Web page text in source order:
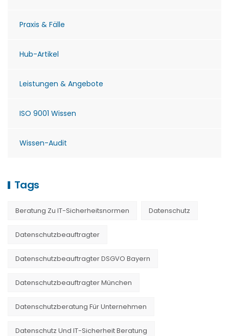
Praxis & Fälle
Hub-Artikel
Leistungen & Angebote
ISO 9001 Wissen
Wissen-Audit
Tags
Beratung Zu IT-Sicherheitsnormen Datenschutz
Datenschutzbeauftragter
Datenschutzbeauftragter DSGVO Bayern
Datenschutzbeauftragter München
Datenschutzberatung Für Unternehmen
Datenschutz Und IT-Sicherheit Beratung